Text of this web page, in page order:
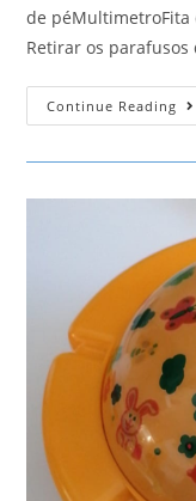
de péMultimetroFita
Retirar os
Continue Reading